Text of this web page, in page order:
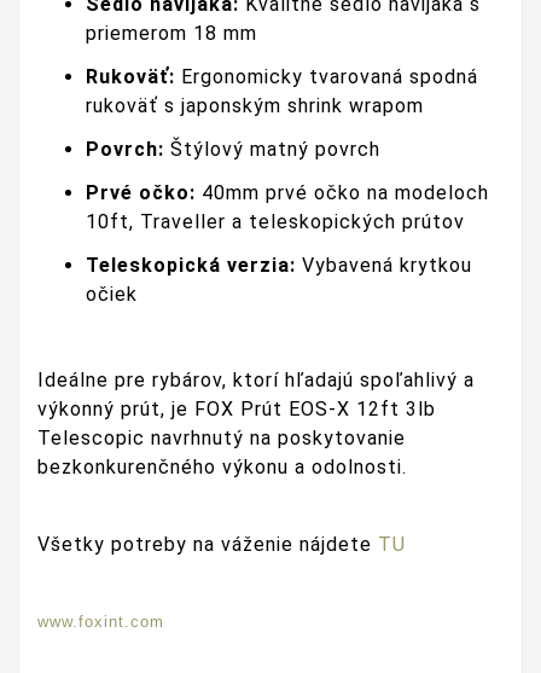
priemerom 18 mm
Rukoväť: Ergonomicky tvarovaná spodná
rukoväť s japonským shrink wrapom
Povrch: Štýlový matný povrch
Prvé očko: 40mm prvé očko na modeloch
10ft, Traveller a teleskopických prútov
Teleskopická verzia: Vybavená krytkou
očiek
Ideálne pre rybárov, ktorí hľadajú spoľahlivý a
výkonný prút, je FOX Prút EOS-X 12ft 3lb
Telescopic navrhnutý na poskytovanie
bezkonkurenčného výkonu a odolnosti.
Všetky potreby na váženie nájdete TU
www.foxint.com